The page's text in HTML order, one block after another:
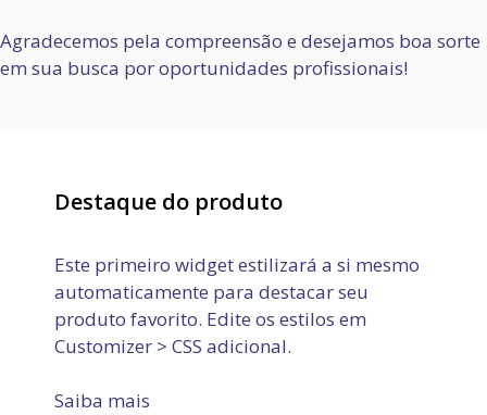
Agradecemos pela compreensão e desejamos boa sorte
em sua busca por oportunidades profissionais!
Destaque do produto
Este primeiro widget estilizará a si mesmo
automaticamente para destacar seu
produto favorito. Edite os estilos em
Customizer > CSS adicional.
Saiba mais